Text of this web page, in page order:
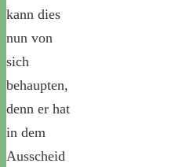
kann dies
nun von
sich
behaupten,
denn er hat
in dem
Ausscheid